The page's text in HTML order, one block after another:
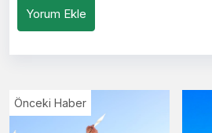
Yorum Ekle
Önceki Haber